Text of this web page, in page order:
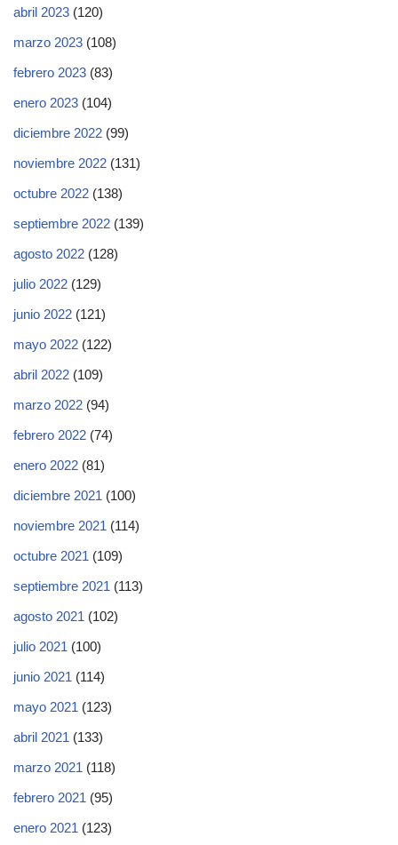
abril 2023 (120)
marzo 2023 (108)
febrero 2023 (83)
enero 2023 (104)
diciembre 2022 (99)
noviembre 2022 (131)
octubre 2022 (138)
septiembre 2022 (139)
agosto 2022 (128)
julio 2022 (129)
junio 2022 (121)
mayo 2022 (122)
abril 2022 (109)
marzo 2022 (94)
febrero 2022 (74)
enero 2022 (81)
diciembre 2021 (100)
noviembre 2021 (114)
octubre 2021 (109)
septiembre 2021 (113)
agosto 2021 (102)
julio 2021 (100)
junio 2021 (114)
mayo 2021 (123)
abril 2021 (133)
marzo 2021 (118)
febrero 2021 (95)
enero 2021 (123)